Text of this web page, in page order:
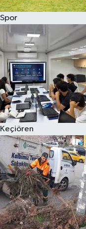
Spor
Keçiören